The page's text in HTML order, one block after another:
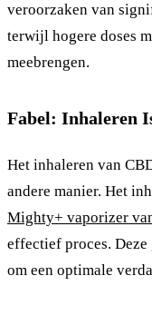
veroorzaken van
terwijl hogere doses
meebrengen.
Fabel: Inhaleren
Het inhaleren van
andere manier. Het
Mighty+ vaporizer
effectief proces.
om een optimale